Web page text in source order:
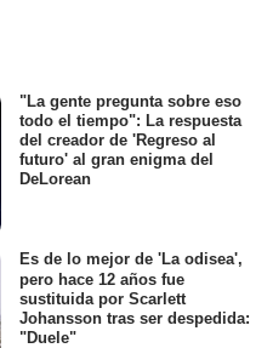
"La gente pregunta sobre eso
todo el tiempo": La respuesta
del creador de 'Regreso al
futuro' al gran enigma del
DeLorean
Es de lo mejor de 'La odisea',
pero hace 12 años fue
sustituida por Scarlett
Johansson tras ser despedida:
"Duele"